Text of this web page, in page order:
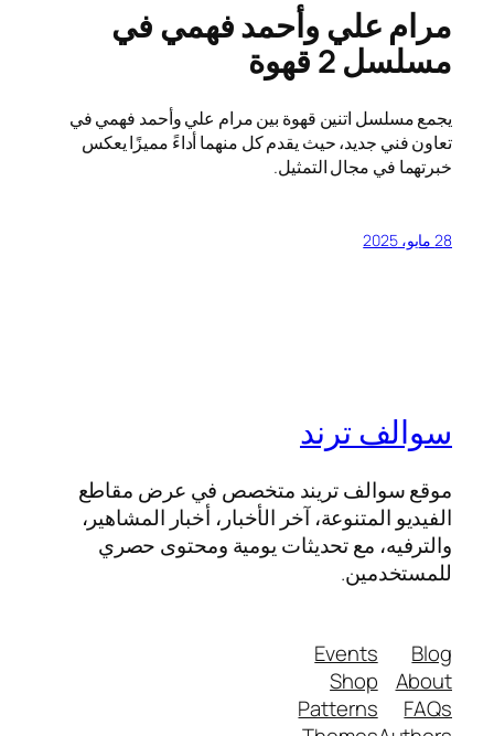
مرام علي وأحمد فهمي في
مسلسل 2 قهوة
يجمع مسلسل اتنين قهوة بين مرام علي وأحمد فهمي في
تعاون فني جديد، حيث يقدم كل منهما أداءً مميزًا يعكس
خبرتهما في مجال التمثيل.
28 مايو، 2025
سوالف ترند
موقع سوالف تريند متخصص في عرض مقاطع
الفيديو المتنوعة، آخر الأخبار، أخبار المشاهير،
والترفيه، مع تحديثات يومية ومحتوى حصري
للمستخدمين.
Blog
About
FAQs
Events
Shop
Patterns